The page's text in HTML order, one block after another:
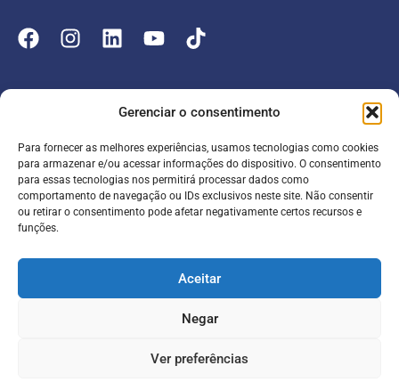
Gerenciar o consentimento
Para fornecer as melhores experiências, usamos tecnologias como cookies
para armazenar e/ou acessar informações do dispositivo. O consentimento
para essas tecnologias nos permitirá processar dados como
comportamento de navegação ou IDs exclusivos neste site. Não consentir
ou retirar o consentimento pode afetar negativamente certos recursos e
funções.
Aceitar
Negar
Ver preferências
Parceiros
Blog
Contato
Portal do Colaborador
Entrar
Serviços
Meira online
Contabilidade para escolas
Termos de serviço